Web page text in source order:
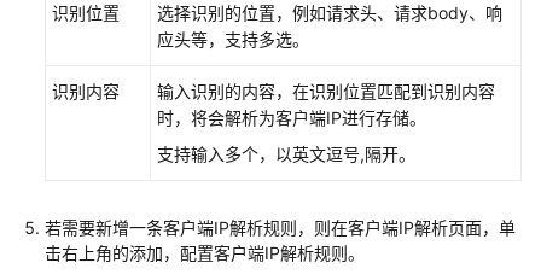
授
止
产
中
识别位置
选择识别的位置，例如请求头、请求body、响
应头等，支持多选。
识别内容
输入识别的内容，在识别位置匹配到识别内容
时，将会解析为客户端IP进行存储。
支持输入多个，以英文逗号,隔开。
若需要新增一条客户端IP解析规则，则在客户端IP解析页面，单
击右上角的添加，配置客户端IP解析规则。